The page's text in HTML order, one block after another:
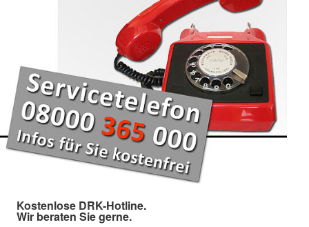
Kostenlose DRK-Hotline.
Wir beraten Sie gerne.